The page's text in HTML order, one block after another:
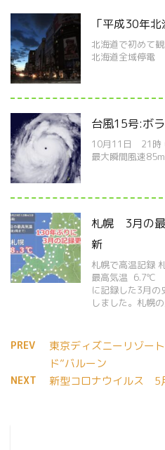
「平成30年
北海道で初めて
北海道全域停電
台風15号:ボ
10月11日 21時
最大瞬間風速
札幌 3月の
新
札幌で高温記録
最高気温 6.7℃
に記録した3月
しました。札幌
PREV
東京ディズニーリゾー
ド”バルーン
NEXT 新型コロナウイルス 5